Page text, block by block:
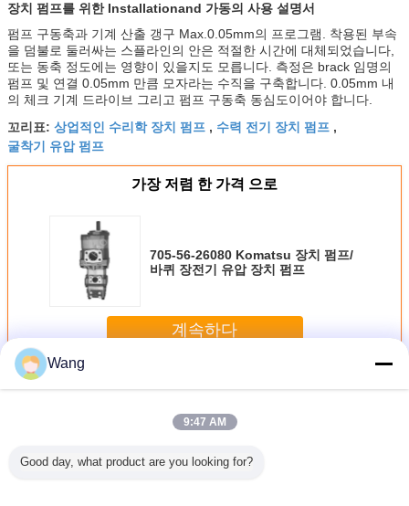
장치 펌프를 위한 Installationand 가동의 사용 설명서
펌프 구동축과 기계 산출 갱구 Max.0.05mm의 프로그램. 착용된 부속
을 덤불로 둘러싸는 스플라인의 안은 적절한 시간에 대체되었습니다,
또는 동축 정도에는 영향이 있을지도 모릅니다. 측정은 brack 임명의
펌프 및 연결 0.05mm 만큼 모자라는 수직을 구축합니다. 0.05mm 내
의 체크 기계 드라이브 그리고 펌프 구동축 동심도이어야 합니다.
꼬리표: 상업적인 수리학 장치 펌프 , 수력 전기 장치 펌프 ,
굴착기 유압 펌프
가장 저렴 한 가격 으로
705-56-26080 Komatsu 장치 펌프/
바퀴 장전기 유압 장치 펌프
계속하다
더 많은 것
Wang
9:47 AM
Good day, what product are you looking for?